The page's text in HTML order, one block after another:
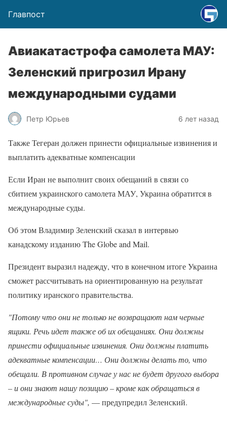
Главпост
Авиакатастрофа самолета МАУ:
Зеленский пригрозил Ирану
международными судами
Петр Юрьев 6 лет назад
Также Тегеран должен принести официальные извинения и
выплатить адекватные компенсации
Если Иран не выполнит своих обещаний в связи со
сбитием украинского самолета МАУ, Украина обратится в
международные суды.
Об этом Владимир Зеленский сказал в интервью
канадскому изданию The Globe and Mail.
Президент выразил надежду, что в конечном итоге Украина
сможет рассчитывать на ориентированную на результат
политику иранского правительства.
"Потому что они не только не возвращают нам черные
ящики. Речь идет также об их обещаниях. Они должны
принести официальные извинения. Они должны платить
адекватные компенсации… Они должны делать то, что
обещали. В противном случае у нас не будет другого выбора
– и они знают нашу позицию – кроме как обращаться в
международные суды", — предупредил Зеленский.